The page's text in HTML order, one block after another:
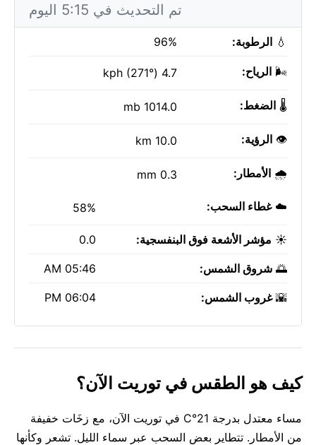
تم التحديث في 5:15 اليوم
💧 الرطوبة: 96%
🌬️ الرياح: 4.7 kph (271°)
🌡️ الضغط: 1014.0 mb
👁️ الرؤية: 10.0 km
🌧️ الأمطار: 0.3 mm
☁️غطاء السحب: 58%
☀️ مؤشر الأشعة فوق البنفسجية: 0.0
🌅 شروق الشمس: 05:46 AM
🌇غروب الشمس: 06:04 PM
كيف هو الطقس في توريت الآن؟
مساء معتدل بدرجة 21°C في توريت الآن، مع زخَات خفيفة
من الأمطار. تتطاير بعض السحب عبر سماء الليل. تشعر وكأنها